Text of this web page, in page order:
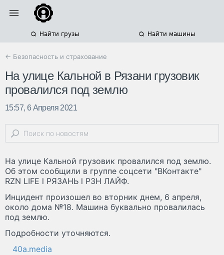
Найти грузы Найти машины
← Безопасность и страхование
На улице Кальной в Рязани грузовик
провалился под землю
15:57, 6 Апреля 2021
На улице Кальной грузовик провалился под землю.
Об этом сообщили в группе соцсети "ВКонтакте"
RZN LIFE l РЯЗАНЬ l РЗН ЛАЙФ.
Инцидент произошел во вторник днем, 6 апреля,
около дома №18. Машина буквально провалилась
под землю.
Подробности уточняются.
40a.media